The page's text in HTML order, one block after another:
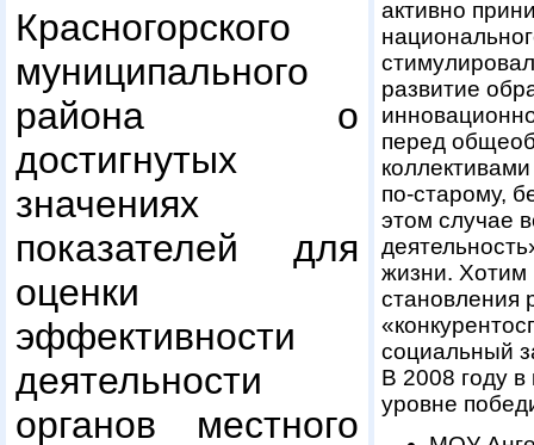
Красногорского
муниципального
района о
достигнутых
значениях
показателей для
оценки
эффективности
деятельности
органов местного
активно
развитие
перед
по-старому,
этом случае
жизни. Хотим
становления
социальный
В 2008 году
уровне